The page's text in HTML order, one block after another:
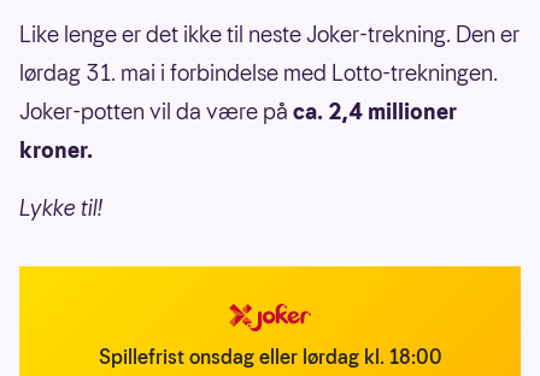
Like lenge er det ikke til neste Joker-trekning. Den er
lørdag 31. mai i forbindelse med Lotto-trekningen.
Joker-potten vil da være på ca. 2,4 millioner
kroner.
Lykke til!
Spillefrist onsdag eller lørdag kl. 18:00